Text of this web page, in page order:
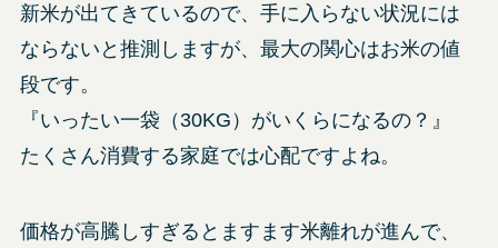
新米が出てきているので、手に入らない状況には
ならないと推測しますが、最大の関心はお米の値
段です。
『いったい一袋（30KG）がいくらになるの？』
たくさん消費する家庭では心配ですよね。
価格が高騰しすぎるとますます米離れが進んで、